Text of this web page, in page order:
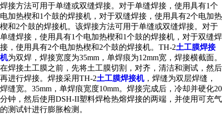
焊接方法可用于单缝或双缝焊接。对于单缝焊接，使用具有1个
电加热楔和1个鼓的焊接机，对于双缝焊接，使用具有2个电加热
楔和2个鼓的焊接机。该焊接方法可用于单缝或双缝焊接。对于
单缝焊接，使用具有1个电加热楔和1个鼓的焊接机，对于双缝焊
接，使用具有2个电加热楔和2个鼓的焊接机。TH-2土工膜焊接
机为双焊，焊接宽度为35mm，单焊痕为12mm宽，焊接横截面。
在焊接土工膜之前，先将土工膜切割，对齐，清洁和测试，然后
再进行焊接。焊接采用TH-2土工膜焊接机，焊缝为双层焊缝，
焊缝宽。35mm，单焊痕宽度10mm。焊接完成后，冷却并硬化20
分钟，然后使用DSH-II塑料焊枪热熔焊接的两端，并使用可充气
的测试针进行膨胀检测。